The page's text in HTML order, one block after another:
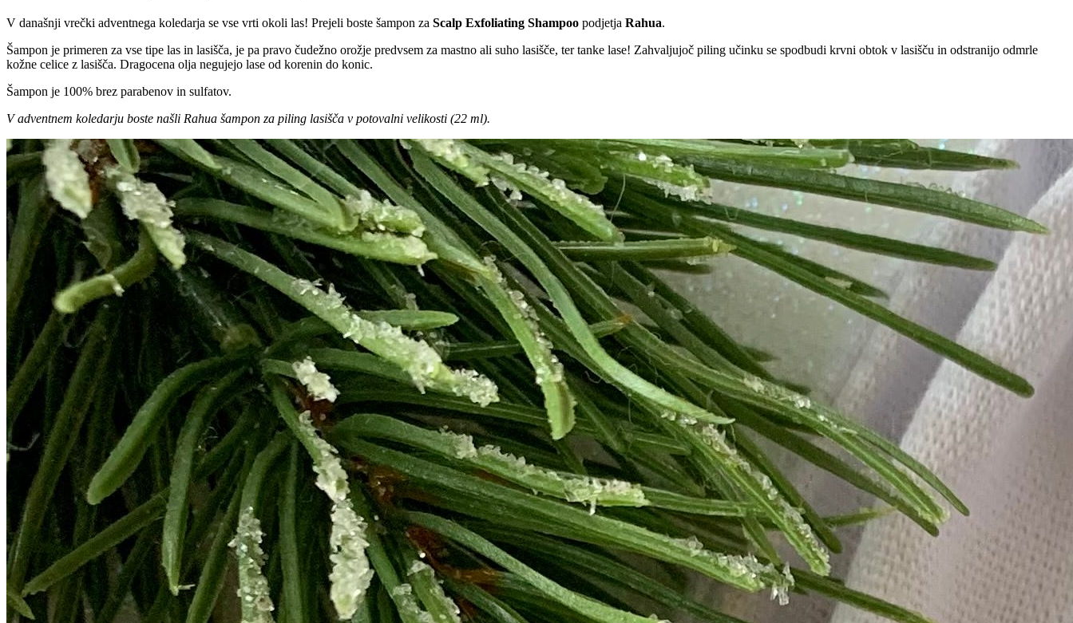
V današnji vrečki adventnega koledarja se vse vrti okoli las! Prejeli boste šampon za Scalp Exfoliating Shampoo podjetja Rahua.
Šampon je primeren za vse tipe las in lasišča, je pa pravo čudežno orožje predvsem za mastno ali suho lasišče, ter tanke lase! Zahvaljujoč piling učinku se spodbudi krvni obtok v lasišču in odstranijo odmrle
kožne celice z lasišča. Dragocena olja negujejo lase od korenin do konic.
Šampon je 100% brez parabenov in sulfatov.
V adventnem koledarju boste našli Rahua šampon za piling lasišča v potovalni velikosti (22 ml).